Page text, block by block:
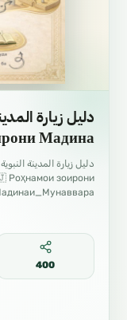
Мадина
Роҳнамои зоирони
400